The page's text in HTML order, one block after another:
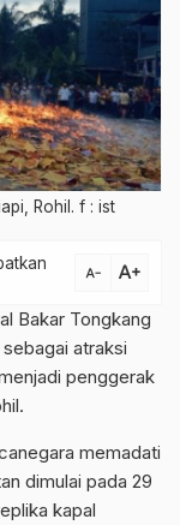
Rohil. f : ist
text_decrease text_increase
Bakar Tongkang
atraksi
penggerak
memadati
dimulai pada 29
kapal